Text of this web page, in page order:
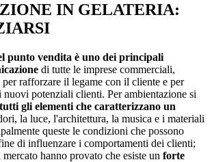
IN GELATERIA:
punto vendita è uno dei principali
di tutte le imprese commerciali,
rafforzare il legame con il cliente e per
potenziali clienti. Per ambientazione si
gli elementi che caratterizzano un
la luce, l'architettura, la musica e i materiali
queste le condizioni che possono
di influenzare i comportamenti dei clienti;
hanno provato che esiste un forte